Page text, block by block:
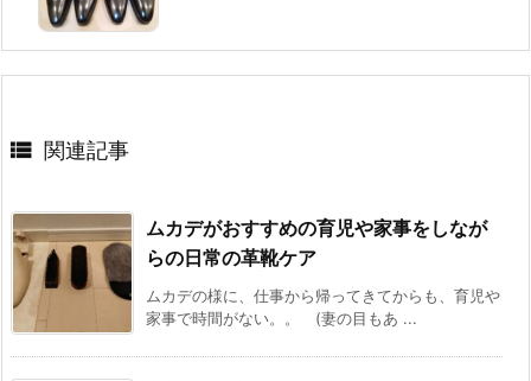
 関連記事
ムカデがおすすめの育児や家事をしなが
らの日常の革靴ケア
ムカデの様に、仕事から帰ってきてからも、育児や
家事で時間がない。。 (妻の目もあ ...